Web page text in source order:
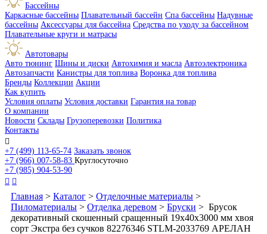
Бассейны
Каркасные бассейны Плавательный бассейн Спа бассейны Надувные
бассейны Аксессуары для бассейна Средства по уходу за бассейном
Плавательные круги и матрасы
Автотовары
Авто тюнинг Шины и диски Автохимия и масла Автоэлектроника
Автозапчасти Канистры для топлива Воронка для топлива
Бренды Коллекции Акции
Как купить
Условия оплаты Условия доставки Гарантия на товар
О компании
Новости Склады Грузоперевозки Политика
Контакты

+7 (499) 113-65-74 Заказать звонок
+7 (966) 007-58-83 Круглосуточно
+7 (985) 904-53-90
 
Главная > Каталог > Отделочные материалы >
Пиломатериалы > Отделка деревом > Бруски > Брусок
декоративный скошенный сращенный 19x40x3000 мм хвоя
сорт Экстра без сучков 82276346 STLM-2033769 АРЕЛАН